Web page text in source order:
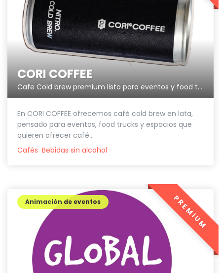
CORI COFFEE
Cafe Cold brew premium listo para eventos y food trucks.
En CORI COFFEE ofrecemos café cold brew en lata,
pensado para eventos, food trucks y espacios que
quieren ofrecer café...
Cafés Bebidas sin alcohol
Animación de eventos PREMIUM